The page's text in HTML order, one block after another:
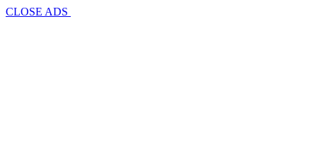
CLOSE ADS